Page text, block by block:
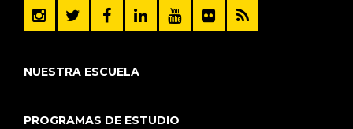
NUESTRA ESCUELA
PROGRAMAS DE ESTUDIO